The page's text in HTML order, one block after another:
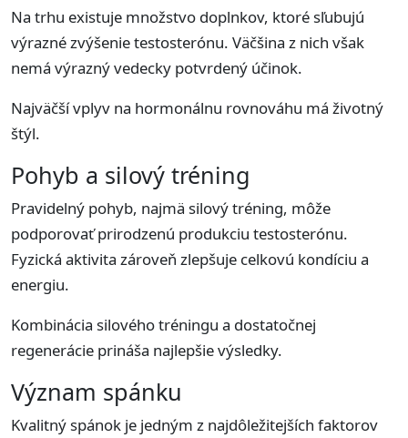
Na trhu existuje množstvo doplnkov, ktoré sľubujú
výrazné zvýšenie testosterónu. Väčšina z nich však
nemá výrazný vedecky potvrdený účinok.
Najväčší vplyv na hormonálnu rovnováhu má životný
štýl.
Pohyb a silový tréning
Pravidelný pohyb, najmä silový tréning, môže
podporovať prirodzenú produkciu testosterónu.
Fyzická aktivita zároveň zlepšuje celkovú kondíciu a
energiu.
Kombinácia silového tréningu a dostatočnej
regenerácie prináša najlepšie výsledky.
Význam spánku
Kvalitný spánok je jedným z najdôležitejších faktorov